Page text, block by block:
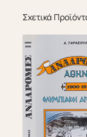
Σχετικά